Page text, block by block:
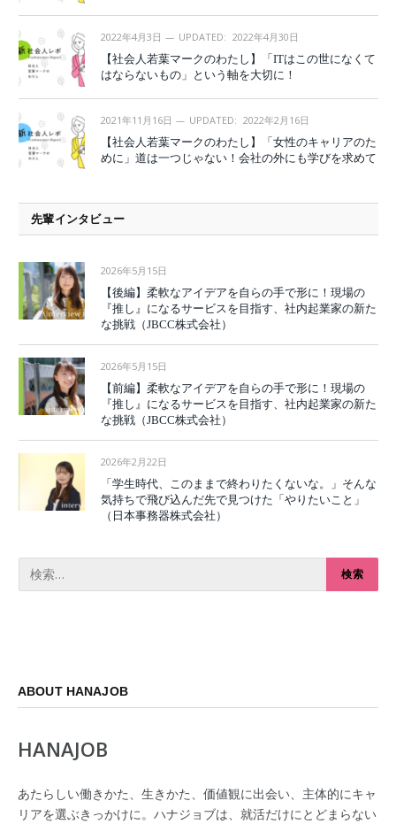
2022年4月3日 UPDATED: 2022年4月30日
【社会人若葉マークのわたし】「ITはこの世になくて
はならないもの」という軸を大切に！
2021年11月16日 UPDATED: 2022年2月16日
【社会人若葉マークのわたし】「女性のキャリアのた
めに」道は一つじゃない！会社の外にも学びを求めて
先輩インタビュー
2026年5月15日
【後編】柔軟なアイデアを自らの手で形に！現場の
『推し』になるサービスを目指す、社内起業家の新た
な挑戦（JBCC株式会社）
2026年5月15日
【前編】柔軟なアイデアを自らの手で形に！現場の
『推し』になるサービスを目指す、社内起業家の新た
な挑戦（JBCC株式会社）
2026年2月22日
「学生時代、このままで終わりたくないな。」そんな
気持ちで飛び込んだ先で見つけた「やりたいこと」
（日本事務器株式会社）
ABOUT HANAJOB
HANAJOB
あたらしい働きかた、生きかた、価値観に出会い、主体的にキャ
リアを選ぶきっかけに。ハナジョブは、就活だけにとどまらない